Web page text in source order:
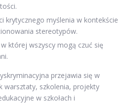
krytycznego myślenia w kontekście
stereotypów.
której wszyscy mogą czuć się
przejawia się w
warsztaty, szkolenia, projekty
w szkołach i